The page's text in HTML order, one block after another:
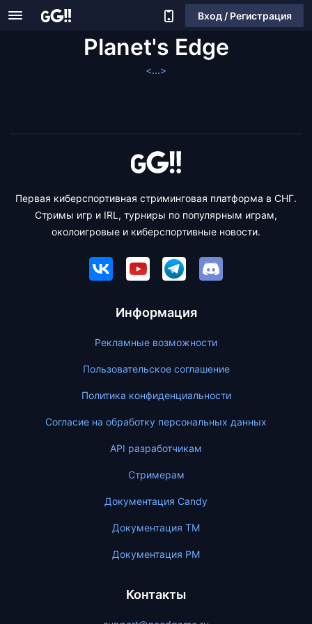
Вход / Регистрация
Planet's Edge
<...>
Первая киберспортивная стриминговая платформа в СНГ.
Стримы игр и IRL, турниры по популярным играм,
околоигровые и киберспортивные новости.
Информация
Рекламные возможности
Пользовательское соглашение
Политика конфиденциальности
Согласие на обработку персональных данных
API разработчикам
Стримерам
Документация Candy
Документация ТМ
Документация PM
Контакты